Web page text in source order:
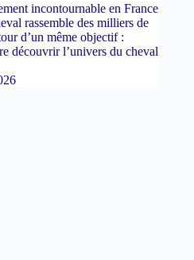
incontournable en France
rassemble des milliers de
d’un même objectif :
découvrir l’univers du cheval